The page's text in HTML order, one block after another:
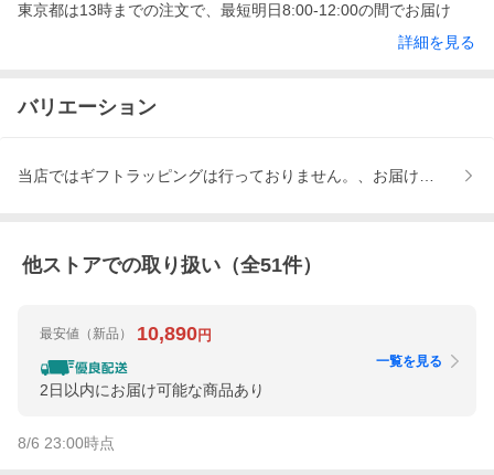
東京都は13時までの注文で、最短明日8:00-12:00の間でお届け
詳細を見る
バリエーション
当店ではギフトラッピングは行っておりません。、お届け指定日な
他ストアでの取り扱い（全51件）
最安値 （新品） 10,890円
2日以内にお届け可能な商品あり
一覧を見る
8/6 23:00時点